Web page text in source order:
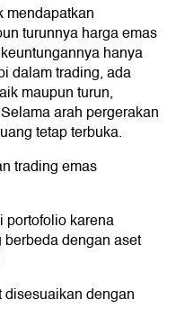
mendapatkan
turunnya harga emas
hanya
dalam trading, ada
maupun turun,
arah pergerakan
tetap terbuka.
trading emas
portofolio karena
dengan aset
disesuaikan dengan